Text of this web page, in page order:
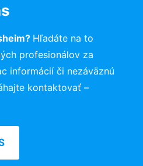
Hľadáte na to
profesionálov za
informácií či nezáväznú
kontaktovať –